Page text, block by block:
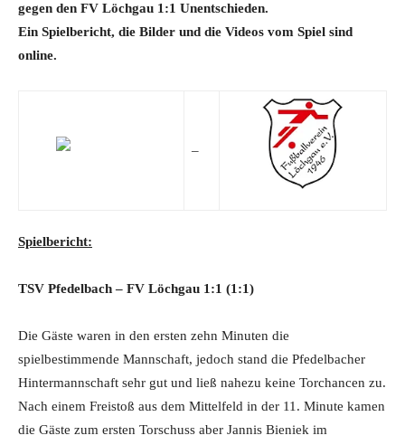
gegen den FV Löchgau 1:1 Unentschieden.
Ein Spielbericht, die Bilder und die Videos vom Spiel sind
online.
–
Spielbericht:
TSV Pfedelbach – FV Löchgau 1 :1 (1:1)
Die Gäste waren in den ersten zehn Minuten die
spielbestimmende Mannschaft, jedoch stand die Pfedelbacher
Hintermannschaft sehr gut und ließ nahezu keine Torchancen zu.
Nach einem Freistoß aus dem Mittelfeld in der 11. Minute kamen
die Gäste zum ersten Torschuss aber Jannis Bieniek im